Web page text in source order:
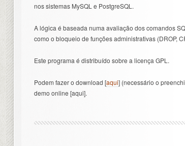
nos sistemas MySQL e PostgreSQL.
A lógica é baseada numa avaliação dos comandos
como o bloqueio de funções administrativas (DROP,
Este programa é distribuído sobre a licença GPL.
Podem fazer o download [aqui] (necessário o
demo online [aqui].